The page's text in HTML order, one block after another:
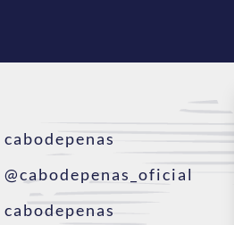
cabodepenas
@cabodepenas_oficial
cabodepenas